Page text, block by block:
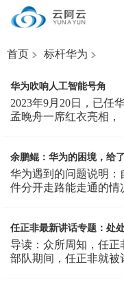
首页 标杆华为
华为吹响人工智能号角
2023年9月20日，已任
孟晚舟一席红衣亮相，
余鹏鲲：华为的困境，给
华为遇到的问题说明
件分开走路能走通的情
任正非最新讲话专题：处
导读：众所周知，任正
部队期间，任正非就被